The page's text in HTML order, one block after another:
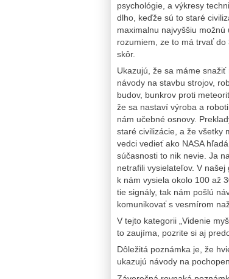
psychológie, a výkresy
dlho, keďže sú to staré
maximalnu najvyššiu
rozumiem, ze to má trvať
skôr.
Ukazujú, že sa máme
návody na stavbu strojov,
budov, bunkrov proti
že sa nastaví výroba a
nám učebné osnovy.
staré civilizácie, a že všetky
vedci vedieť ako NASA
súčasnosti to nik nevie. Ja
netrafili vysielateľov. V
k nám vysiela okolo 100 až
tie signály, tak nám pošlú
komunikovať s vesmírom
V tejto kategorii „Videnie
to zaujíma, pozrite si aj
Dôležitá poznámka je, že
ukazujú návody na